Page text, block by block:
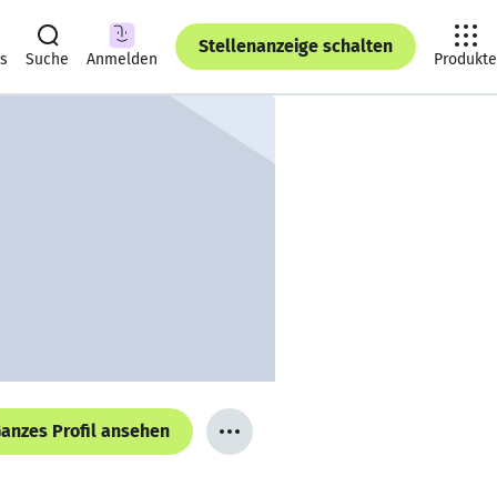
Suche Anmelden
Stellenanzeige schalten
Produkte
Profil ansehen